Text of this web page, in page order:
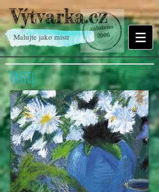
Výtvarka.cz
Malujte jako mistr
Pastel